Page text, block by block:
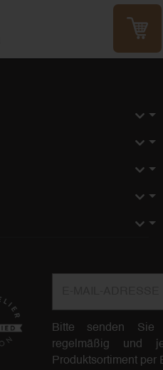
Bitte senden
regelmäßig und
Produktsortiment per